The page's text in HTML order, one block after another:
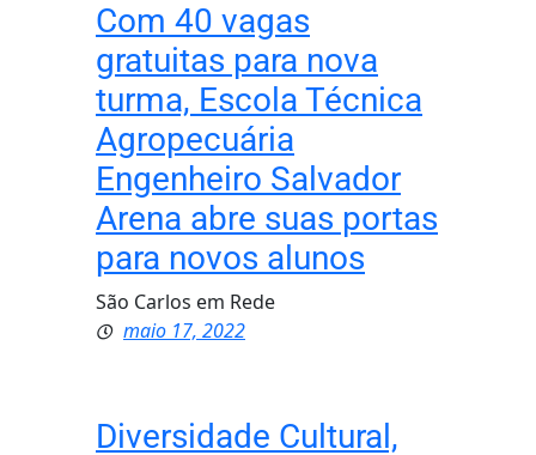
Com 40 vagas
gratuitas para nova
turma, Escola Técnica
Agropecuária
Engenheiro Salvador
Arena abre suas portas
para novos alunos
São Carlos em Rede
maio 17, 2022
Diversidade Cultural,